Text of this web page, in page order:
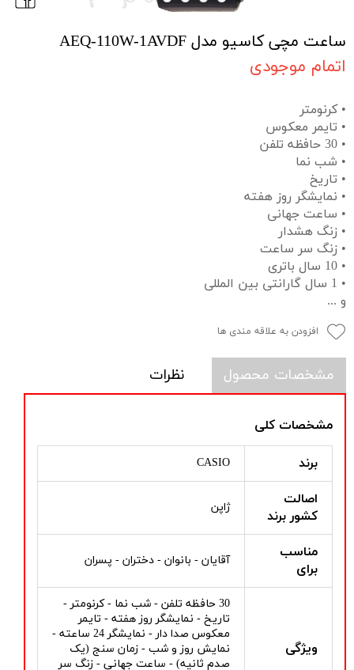
ساعت مچی کاسیو مدل AEQ-110W-1AVDF
اتمام موجودی
• کرنومتر
• تایمر معکوس
• 30 حافظه تلفن
• شب نما
• تاریخ
• نمایشگر روز هفته
• ساعت جهانی
• زنگ هشدار
• زنگ سر ساعت
• 10 سال باتری
• 1 سال گارانتی بین المللی
و ...
افزودن به علاقه مندی ها
مشخصات محصول نظرات
مشخصات کلی
برند CASIO
اصالت
کشور برند
ژاپن
مناسب
برای
آقایان - بانوان - دختران - پسران
ویژگی
30 حافظه تلفن - شب نما - کرنومتر -
تاریخ - نمایشگر روز هفته - تایمر
معکوس صدا دار - نمایشگر 24 ساعته -
نمایش روز و شب - زمان سنج (یک
صدم ثانیه) - ساعت جهانی - زنگ سر